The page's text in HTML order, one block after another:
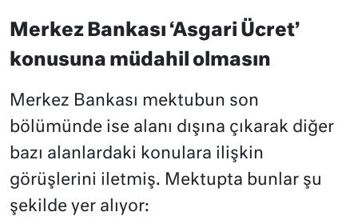
Merkez Bankası ‘Asgari Ücret’
konusuna müdahil olmasın
Merkez Bankası mektubun son
bölümünde ise alanı dışına çıkarak diğer
bazı alanlardaki konulara ilişkin
görüşlerini iletmiş. Mektupta bunlar şu
şekilde yer alıyor: